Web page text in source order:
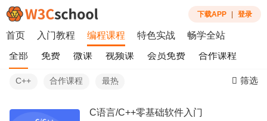
下载APP 登录
首页 入门教程 编程课程 特色实战 畅学全站
全部 免费 微课 视频课 会员免费 合作课程
C++ 合作课程 最热 筛选
C语言/C++零基础软件入门